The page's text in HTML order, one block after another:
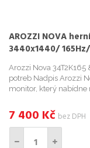
AROZZI NOVA
3440x1440/
růžový
Arozzi Nova
potreb Nadpis Arozzi
monitor, který
7 400 Kč bez DPH